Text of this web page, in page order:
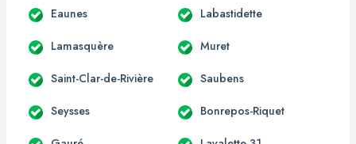
Eaunes Labastidette
Lamasquère Muret
Saint-Clar-de-Rivière Saubens
Seysses Bonrepos-Riquet